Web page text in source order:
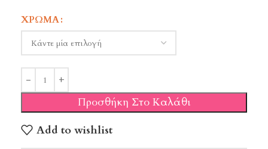
ΧΡΏΜΑ
Προσθήκη Στο Καλάθι
Add to wishlist